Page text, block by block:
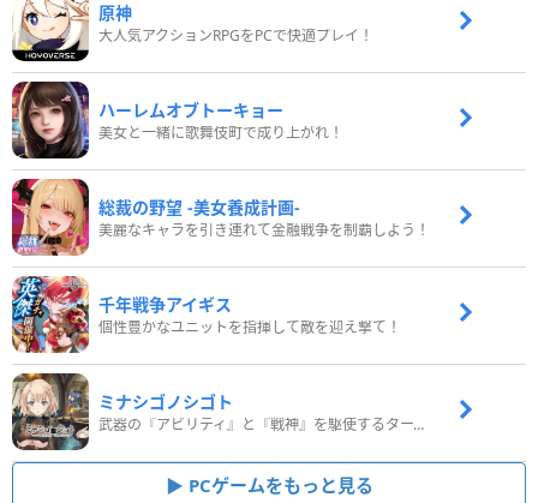
原神
大人気アクションRPGをPCで快適プレイ！
ハーレムオブトーキョー
美女と一緒に歌舞伎町で成り上がれ！
総裁の野望 -美女養成計画-
美麗なキャラを引き連れて金融戦争を制覇しよう！
千年戦争アイギス
個性豊かなユニットを指揮して敵を迎え撃て！
ミナシゴノシゴト
武器の『アビリティ』と『戦神』を駆使するターン制コマンドバトルRPG！
PCゲームをもっと見る